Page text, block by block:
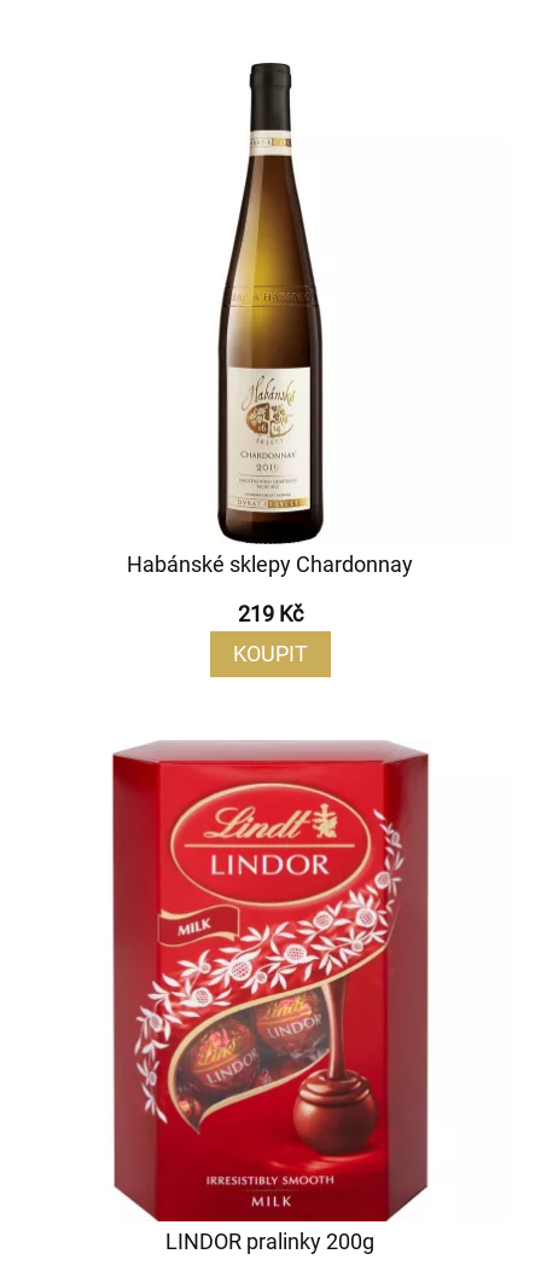
Habánské sklepy Chardonnay
219 Kč
KOUPIT
LINDOR pralinky 200g